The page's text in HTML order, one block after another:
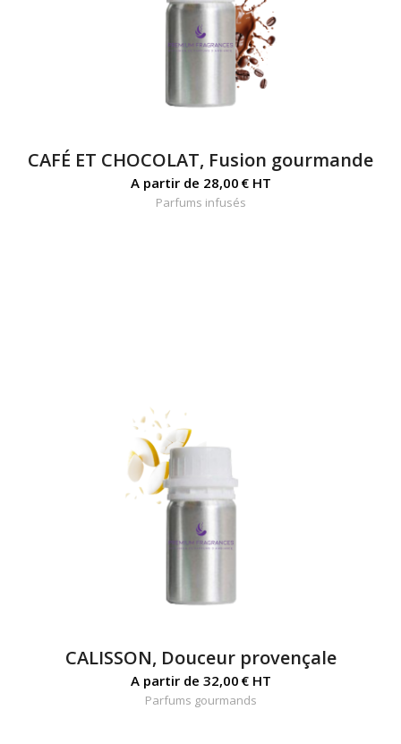
CAFÉ ET CHOCOLAT, Fusion gourmande
A partir de 28,00 €HT
Parfums infusés
CALISSON, Douceur provençale
A partir de 32,00 €HT
Parfums gourmands